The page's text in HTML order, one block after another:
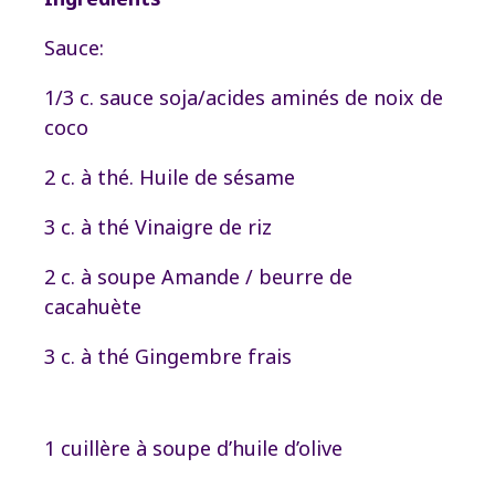
Sauce:
1/3 c. sauce soja/acides aminés de noix de
coco
2 c. à thé. Huile de sésame
3 c. à thé Vinaigre de riz
2 c. à soupe Amande / beurre de
cacahuète
3 c. à thé Gingembre frais
1 cuillère à soupe d’huile d’olive